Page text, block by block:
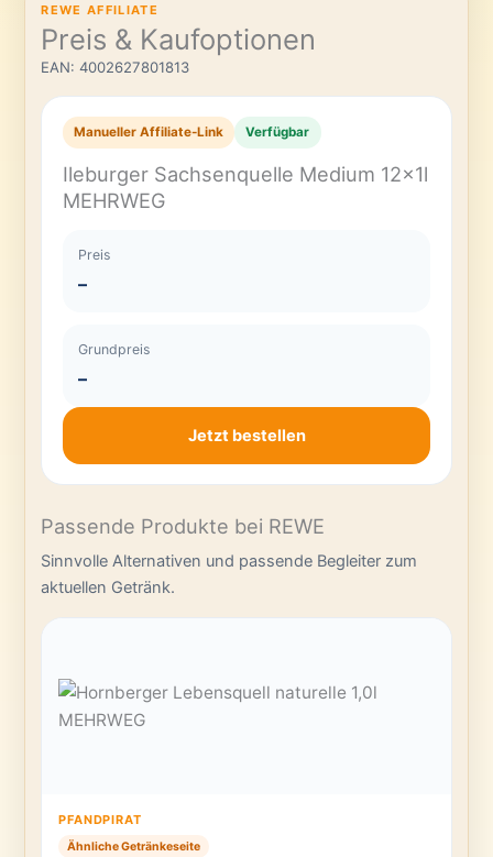
REWE AFFILIATE
Preis & Kaufoptionen
EAN: 4002627801813
Manueller Affiliate-Link Verfügbar
Ileburger Sachsenquelle Medium 12x1l
MEHRWEG
Preis
–
Grundpreis
–
Jetzt bestellen
Passende Produkte bei REWE
Sinnvolle Alternativen und passende Begleiter zum
aktuellen Getränk.
PFANDPIRAT
Ähnliche Getränkeseite